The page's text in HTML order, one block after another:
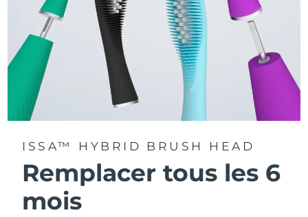
ISSA™ HYBRID BRUSH HEAD
Remplacer tous les 6
mois